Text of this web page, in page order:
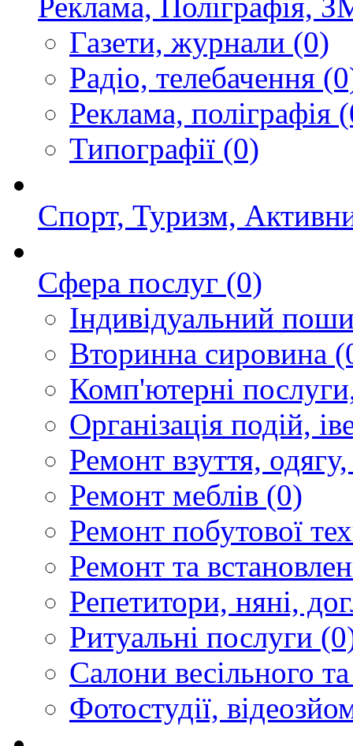
Газети, журнали (0)
Радіо, телебачення
Реклама, поліграфія
Типографії (0)
Спорт, Туризм,
Сфера послуг (0)
Індивідуальний
Вторинна сировина
Комп'ютерні
Організація подій,
Ремонт взуття,
Ремонт меблів (0)
Ремонт побутової
Ремонт та
Репетитори, няні,
Ритуальні послуги
Салони весільного
Фотостудії,